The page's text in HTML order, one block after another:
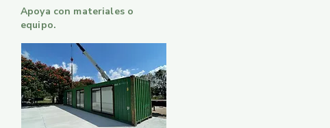
Apoya con materiales o
equipo.